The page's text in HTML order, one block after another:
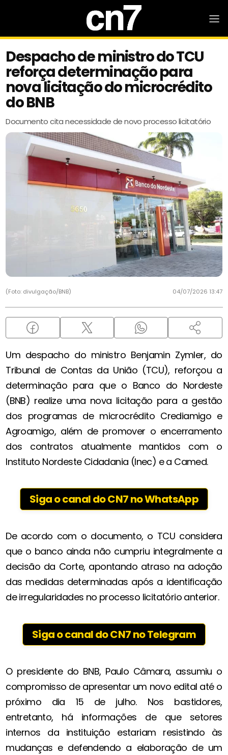
Despacho de ministro do TCU
reforça determinação para
nova licitação do microcrédito
do BNB
Documento cita necessidade de novo processo licitatório
(Foto: divulgação/BNB) 04/07/2026 13:47
Um despacho do ministro Benjamin Zymler, do
Tribunal de Contas da União (TCU), reforçou a
determinação para que o Banco do Nordeste
(BNB) realize uma nova licitação para a gestão
dos programas de microcrédito Crediamigo e
Agroamigo, além de promover o encerramento
dos contratos atualmente mantidos com o
Instituto Nordeste Cidadania (Inec) e a Camed.
Siga o canal do CN7 no WhatsApp
De acordo com o documento, o TCU considera
que o banco ainda não cumpriu integralmente a
decisão da Corte, apontando atraso na adoção
das medidas determinadas após a identificação
de irregularidades no processo licitatório anterior.
Siga o canal do CN7 no Telegram
O presidente do BNB, Paulo Câmara, assumiu o
compromisso de apresentar um novo edital até o
próximo dia 15 de julho. Nos bastidores,
entretanto, há informações de que setores
internos da instituição estariam resistindo às
mudanças e defendendo a elaboração de um